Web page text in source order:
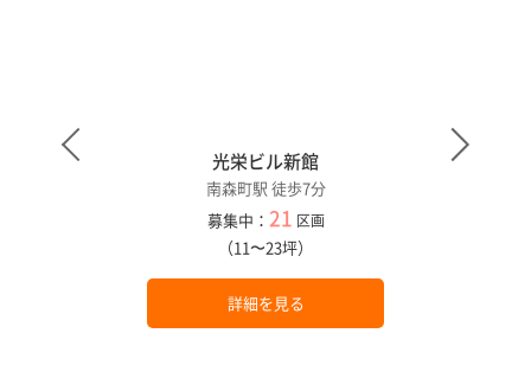
光栄ビル新館
南森町駅 徒歩7分
募集中： 21 区画
（11〜23坪）
詳細を見る